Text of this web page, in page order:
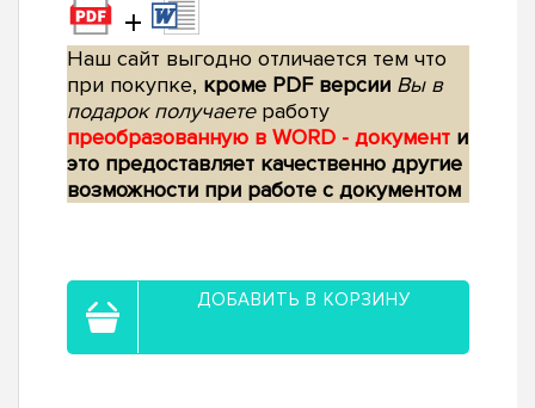
+
Наш сайт выгодно отличается тем что
при покупке, кроме PDF версии Вы в
подарок получаетеработу
преобразованную в WORD - документ и
это предоставляет качественно другие
возможности при работе с документом
ДОБАВИТЬ В КОРЗИНУ